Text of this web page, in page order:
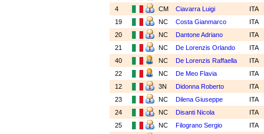
4
CM Ciavarra Luigi
ITA
19
NC Costa Gianmarco
ITA
20
NC Dantone Adriano
ITA
21
NC De Lorenzis Orlando
ITA
40
NC De Lorenzis Raffaella
ITA
22
NC De Meo Flavia
ITA
12
3N Didonna Roberto
ITA
23
NC Dilena Giuseppe
ITA
24
NC Disanti Nicola
ITA
25
NC Filograno Sergio
ITA